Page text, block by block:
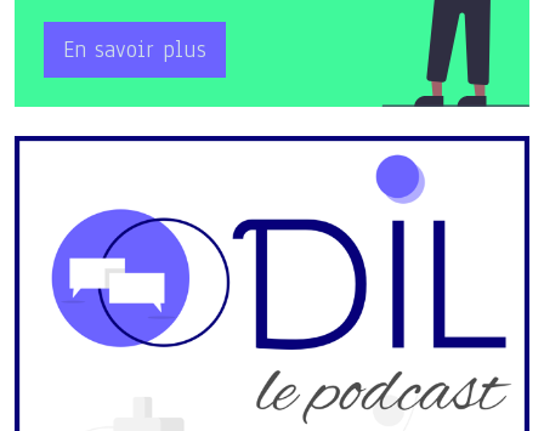
En savoir plus